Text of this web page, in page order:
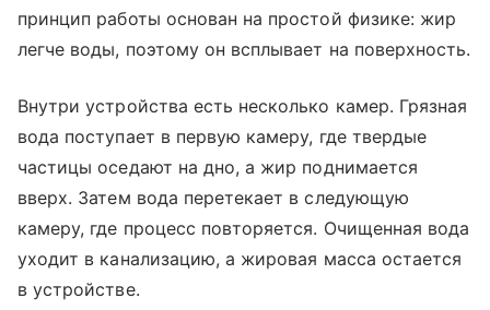
принцип работы основан на простой физике: жир
легче воды, поэтому он всплывает на поверхность.
Внутри устройства есть несколько камер. Грязная
вода поступает в первую камеру, где твердые
частицы оседают на дно, а жир поднимается
вверх. Затем вода перетекает в следующую
камеру, где процесс повторяется. Очищенная вода
уходит в канализацию, а жировая масса остается
в устройстве.